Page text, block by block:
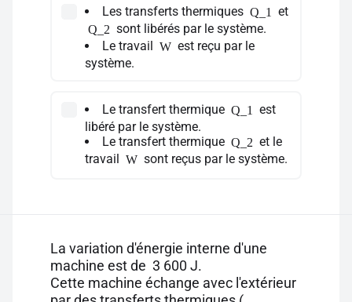
Les transferts thermiques Q_1 et
Q_2 sont libérés par le système.
Le travail
W est reçu par le
système.
Le transfert thermique Q_1
est
libéré par le système.
Le transfert thermique Q_2 et le
travail
W sont reçus par le système.
La variation d'énergie interne d'une
machine est de 3 600 J.
Cette machine échange avec l'extérieur